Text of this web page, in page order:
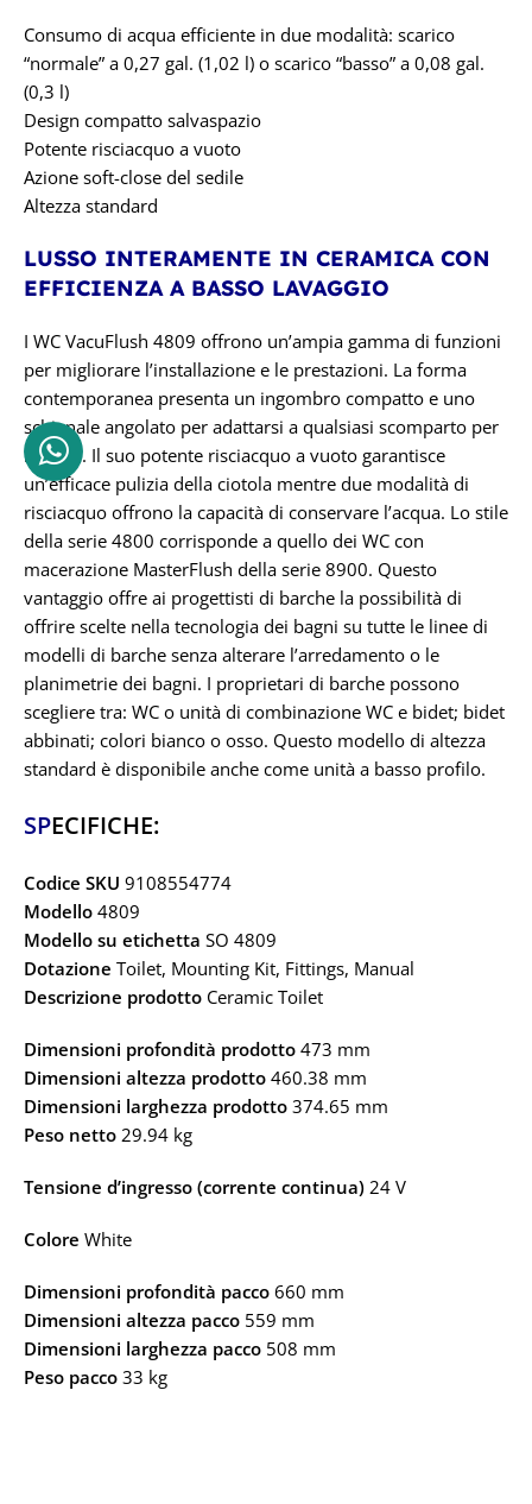
Consumo di acqua efficiente in due modalità: scarico
“normale” a 0,27 gal. (1,02 l) o scarico “basso” a 0,08 gal.
(0,3 l)
Design compatto salvaspazio
Potente risciacquo a vuoto
Azione soft-close del sedile
Altezza standard
LUSSO INTERAMENTE IN CERAMICA CON
EFFICIENZA A BASSO LAVAGGIO
I WC VacuFlush 4809 offrono un’ampia gamma di funzioni
per migliorare l’installazione e le prestazioni. La forma
contemporanea presenta un ingombro compatto e uno
schienale angolato per adattarsi a qualsiasi scomparto per
la testa. Il suo potente risciacquo a vuoto garantisce
un’efficace pulizia della ciotola mentre due modalità di
risciacquo offrono la capacità di conservare l’acqua. Lo stile
della serie 4800 corrisponde a quello dei WC con
macerazione MasterFlush della serie 8900. Questo
vantaggio offre ai progettisti di barche la possibilità di
offrire scelte nella tecnologia dei bagni su tutte le linee di
modelli di barche senza alterare l’arredamento o le
planimetrie dei bagni. I proprietari di barche possono
scegliere tra: WC o unità di combinazione WC e bidet; bidet
abbinati; colori bianco o osso. Questo modello di altezza
standard è disponibile anche come unità a basso profilo.
SPECIFICHE:
Codice SKU 9108554774
Modello 4809
Modello su etichetta SO 4809
Dotazione Toilet, Mounting Kit, Fittings, Manual
Descrizione prodotto Ceramic Toilet
Dimensioni profondità prodotto 473 mm
Dimensioni altezza prodotto 460.38 mm
Dimensioni larghezza prodotto 374.65 mm
Peso netto 29.94 kg
Tensione d’ingresso (corrente continua) 24 V
Colore White
Dimensioni profondità pacco 660 mm
Dimensioni altezza pacco 559 mm
Dimensioni larghezza pacco 508 mm
Peso pacco 33 kg